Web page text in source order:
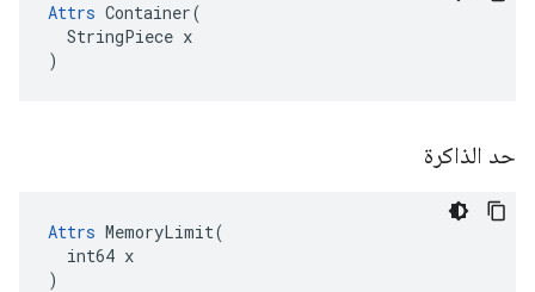
Attrs Container(
  StringPiece x
)
حد الذاكرة
Attrs MemoryLimit(
  int64 x
)